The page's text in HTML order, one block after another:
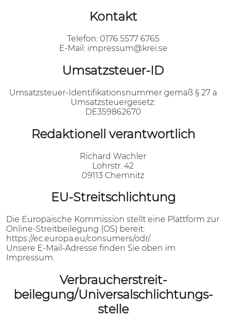
Kontakt
Telefon: 0176 5577 6765
E-Mail: impressum@krei.se
Umsatzsteuer-ID
Umsatzsteuer-Identifikationsnummer gemäß § 27 a
Umsatzsteuergesetz:
DE359862670
Redaktionell verantwortlich
Richard Wachler
Lohrstr. 42
09113 Chemnitz
EU-Streitschlichtung
Die Europäische Kommission stellt eine Plattform zur
Online-Streitbeilegung (OS) bereit:
https://ec.europa.eu/consumers/odr/.
Unsere E-Mail-Adresse finden Sie oben im
Impressum.
Verbraucher­streit­
beilegung/Universal­schlichtungs­
stelle